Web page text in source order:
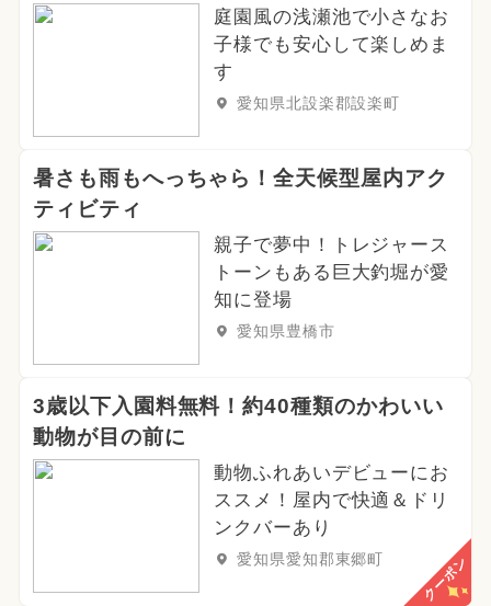
庭園風の浅瀬池で小さなお
子様でも安心して楽しめま
す
愛知県北設楽郡設楽町
暑さも雨もへっちゃら！全天候型屋内アク
ティビティ
親子で夢中！トレジャース
トーンもある巨大釣堀が愛
知に登場
愛知県豊橋市
3歳以下入園料無料！約40種類のかわいい
動物が目の前に
動物ふれあいデビューにお
ススメ！屋内で快適＆ドリ
ンクバーあり
愛知県愛知郡東郷町 クーポン